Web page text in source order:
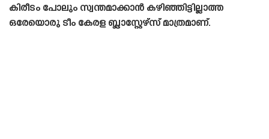
കിരീടം പോലും സ്വന്തമാക്കാൻ കഴിഞ്ഞിട്ടില്ലാത്ത
ഒരേയൊരു ടീം കേരള ബ്ലാസ്റ്റേഴ്‌സ് മാത്രമാണ്.